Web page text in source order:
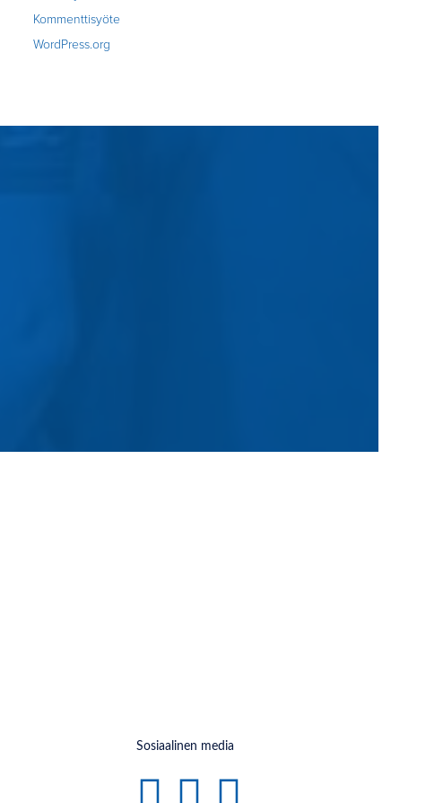
Kommenttisyöte
WordPress.org
Sosiaalinen media